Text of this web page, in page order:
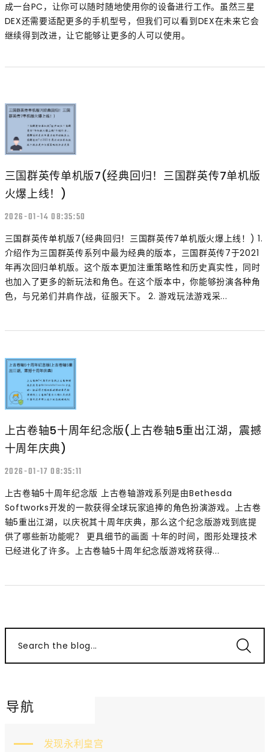
成一台PC，让你可以随时随地使用你的设备进行工作。虽然三星
DEX还需要适配更多的手机型号，但我们可以看到DEX在未来它会
继续得到改进，让它能够让更多的人可以使用。
三国群英传单机版7(经典回归！三国群英传7单机版
火爆上线！)
2026-01-14 08:35:50
三国群英传单机版7(经典回归！三国群英传7单机版火爆上线！) 1.
介绍作为三国群英传系列中最为经典的版本，三国群英传7于2021
年再次回归单机版。这个版本更加注重策略性和历史真实性，同时
也加入了更多的新玩法和角色。在这个版本中，你能够扮演各种角
色，与兄弟们并肩作战，征服天下。 2. 游戏玩法游戏采...
上古卷轴5十周年纪念版(上古卷轴5重出江湖，震撼
十周年庆典)
2026-01-17 08:35:11
上古卷轴5十周年纪念版 上古卷轴游戏系列是由Bethesda
Softworks开发的一款获得全球玩家追捧的角色扮演游戏。上古卷
轴5重出江湖，以庆祝其十周年庆典，那么这个纪念版游戏到底提
供了哪些新功能呢？ 更具细节的画面 十年的时间，图形处理技术
已经进化了许多。上古卷轴5十周年纪念版游戏将获得...
Search the blog...
导航
发现永利皇宫